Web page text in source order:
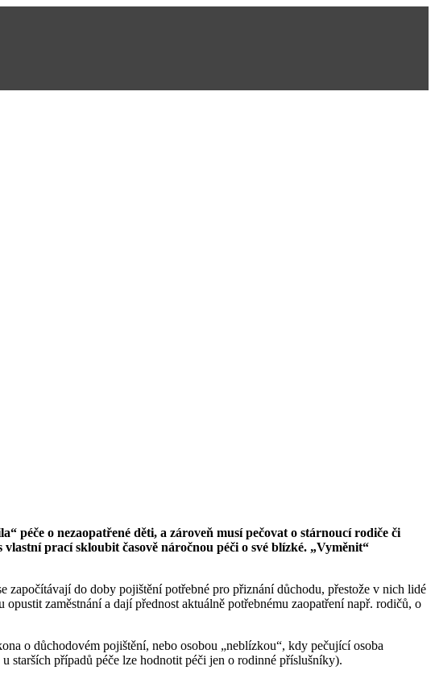
péče o nezaopatřené děti, a zároveň musí pečovat o stárnoucí rodiče či
prací skloubit časově náročnou péči o své blízké. „Vyměnit“
do doby pojištění potřebné pro přiznání důchodu, přestože v nich lidé
zaměstnání a dají přednost aktuálně potřebnému zaopatření např. rodičů, o
o důchodovém pojištění, nebo osobou „neblízkou“, kdy pečující osoba
starších případů péče lze hodnotit péči jen o rodinné příslušníky).